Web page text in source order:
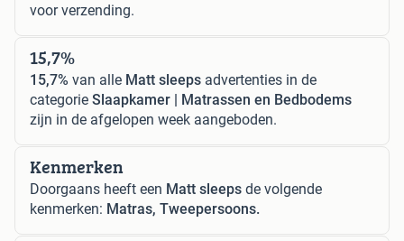
voor verzending.
15,7%
15,7% van alle Matt sleeps advertenties in de
categorie Slaapkamer | Matrassen en Bedbodems
zijn in de afgelopen week aangeboden.
Kenmerken
Doorgaans heeft een Matt sleeps de volgende
kenmerken: Matras, Tweepersoons.